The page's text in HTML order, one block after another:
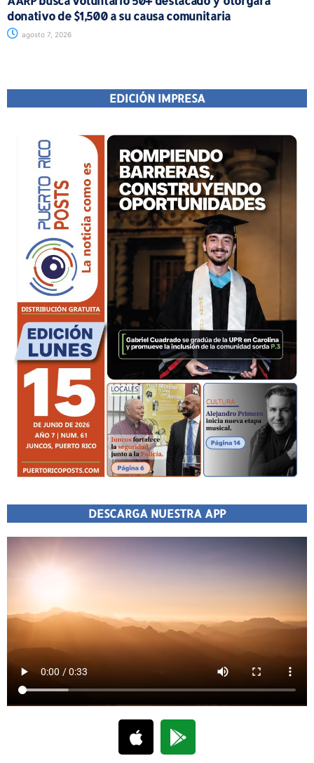
donativo de $1,500 a su causa comunitaria
agosto 7, 2026
EDICIÓN IMPRESA
DESCARGA NUESTRA APP